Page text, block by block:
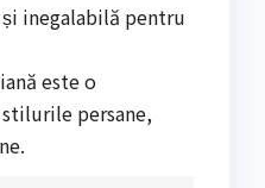
inegalabilă pentru
este o
persane,